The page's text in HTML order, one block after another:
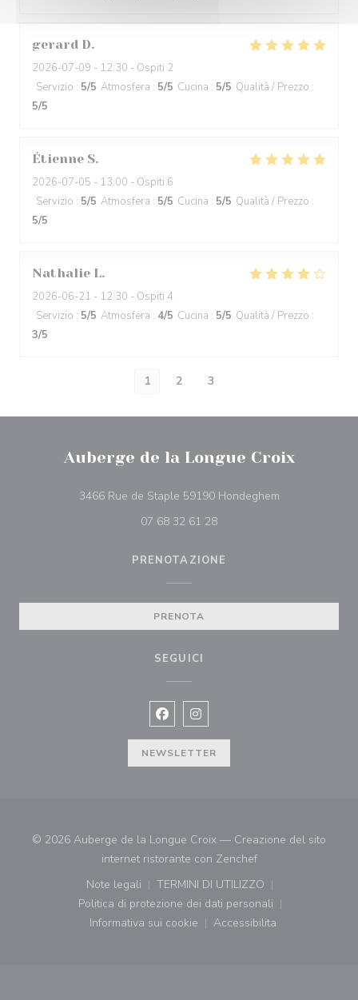
gerard D
2026-07-09 - 12:30 - Ospiti 2
Servizio : 5/5 Atmosfera : 5/5 Cucina : 5/5 Qualità / Prezzo :
5/5
Étienne S
2026-07-05 - 13:00 - Ospiti 6
Servizio : 5/5 Atmosfera : 5/5 Cucina : 5/5 Qualità / Prezzo :
5/5
Nathalie L
2026-06-21 - 12:30 - Ospiti 4
Servizio : 5/5 Atmosfera : 4/5 Cucina : 5/5 Qualità / Prezzo :
3/5
1 2 3
Auberge de la Longue Croix
3466 Rue de Staple 59190 Hondeghem((apre una
07 68 32 61 28
PRENOTAZIONE
PRENOTA
SEGUICI
Facebook ((apre una nuova
Instagram ((apre una nuova
NEWSLETTER
© 2026 Auberge de la Longue Croix — Creazione del sito
internet ristorante con Zenchef((apre una nuova
Note legali
((apre una nuova finestra))
TERMINI DI UTILIZZO
((apre una nuova finestra))
Politica di protezione dei dati personali
((apre una nuova finestra))
Informativa sui cookie
((apre una nuova finestra))
Accessibilita
((apre una nuova